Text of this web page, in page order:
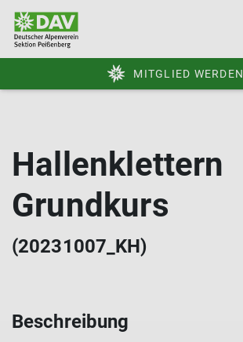
MITGLIED WERDEN
Hallenklettern
Grundkurs
(20231007_KH)
Beschreibung